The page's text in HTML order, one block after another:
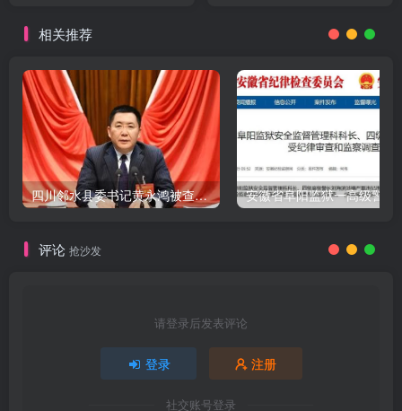
相关推荐
四川邻水县委书记黄永鸿被查，9天前还公开出席活动
评论 抢沙发
请登录后发表评论
登录 注册
社交账号登录